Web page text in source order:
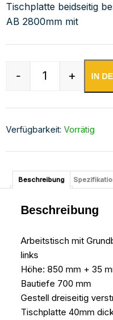
Tischplatte beidseitig
AB 2800mm mit
Edelstahl
- + IN
Verfügbarkeit: Vorrätig
Beschreibung
Beschreibung
Arbeitstisch mit
links
Höhe: 850 mm + 35
Bautiefe 700 mm
Gestell dreiseitig
Tischplatte 40mm